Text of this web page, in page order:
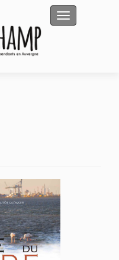
Afficher/